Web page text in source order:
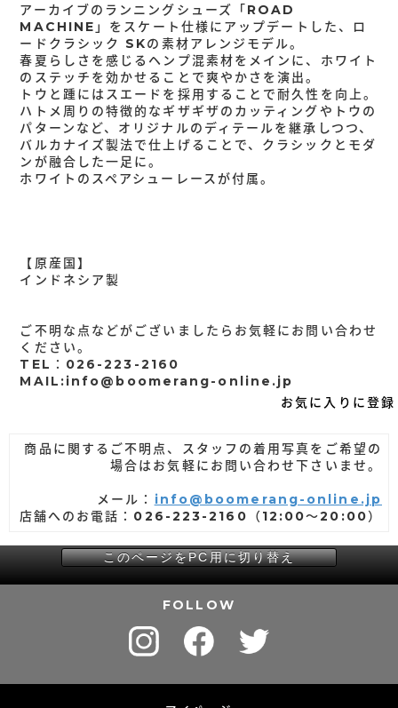
商品に関するご不明点、スタッフの着用写真をご希望の
場合はお気軽にお問い合わせ下さいませ。
メール： info@boomerang-online.jp
店舗へのお電話：026-223-2160（12:00～20:00）
アーカイブのランニングシューズ「ROAD
MACHINE」をスケート仕様にアップデートした、ロ
ードクラシック SKの素材アレンジモデル。
春夏らしさを感じるヘンプ混素材をメインに、ホワイト
のステッチを効かせることで爽やかさを演出。
トウと踵にはスエードを採用することで耐久性を向上。
ハトメ周りの特徴的なギザギザのカッティングやトウの
パターンなど、オリジナルのディテールを継承しつつ、
バルカナイズ製法で仕上げることで、クラシックとモダ
ンが融合した一足に。
ホワイトのスペアシューレースが付属。
【原産国】
インドネシア製
ご不明な点などがございましたらお気軽にお問い合わせ
ください。
TEL：026-223-2160
MAIL:info@boomerang-online.jp
お気に入りに登録
FOLLOW
このページをPC用に切り替え